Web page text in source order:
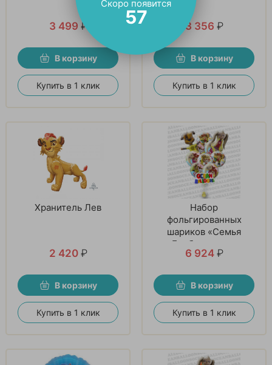
3 499 ₽
В корзину
Купить в 1 клик
3 356 ₽
В корзину
Купить в 1 клик
Хранитель Лев
2 420 ₽
В корзину
Купить в 1 клик
Набор
фольгированных
шариков «Семья
Барбоскиных»
6 924 ₽
В корзину
Купить в 1 клик
Скоро появится
56